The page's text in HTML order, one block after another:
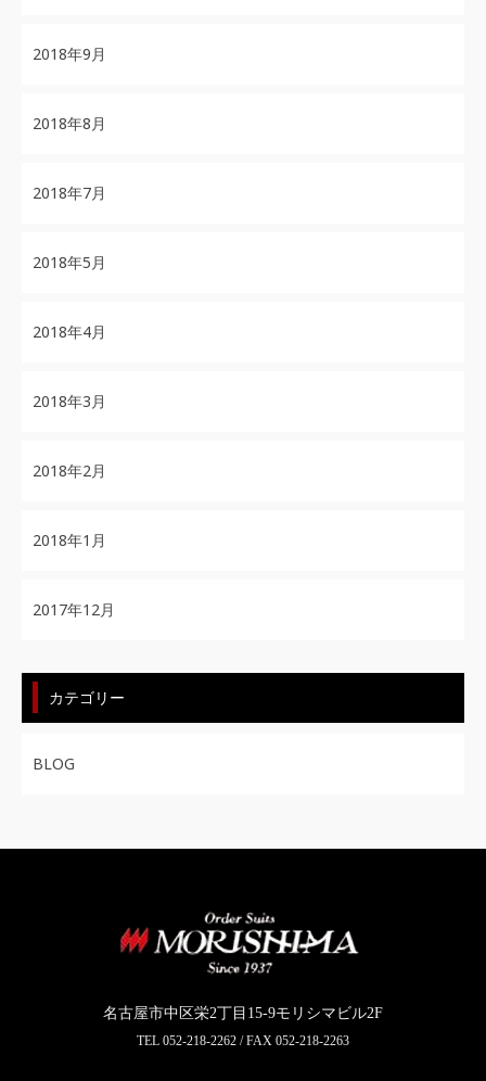
2018年9月
2018年8月
2018年7月
2018年5月
2018年4月
2018年3月
2018年2月
2018年1月
2017年12月
カテゴリー
BLOG
名古屋市中区栄2丁目15-9モリシマビル2F
TEL 052-218-2262 / FAX 052-218-2263